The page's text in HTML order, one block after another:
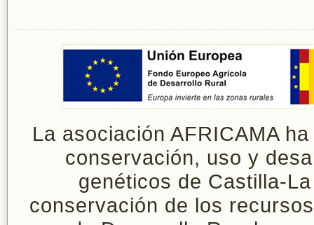
La asociación AFRICAMA
conservación, uso y
genéticos de Castilla-
conservación de los